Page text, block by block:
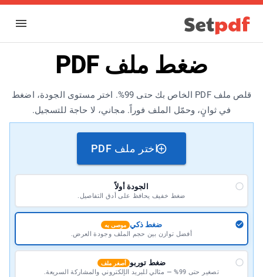
ضغط ملف PDF
قلص ملف PDF الخاص بك حتى 99%. اختر مستوى الجودة، اضغط
في ثوانٍ، وحمّل الملف فوراً. مجاني، لا حاجة للتسجيل.
اختر ملف PDF
الجودة أولاً
ضغط خفيف يحافظ على أدق التفاصيل.
ضغط ذكي موصى به
أفضل توازن بين حجم الملف وجودة العرض.
ضغط توربو أصغر ملف
تصغير حتى 99% — مثالي للبريد الإلكتروني والمشاركة السريعة.